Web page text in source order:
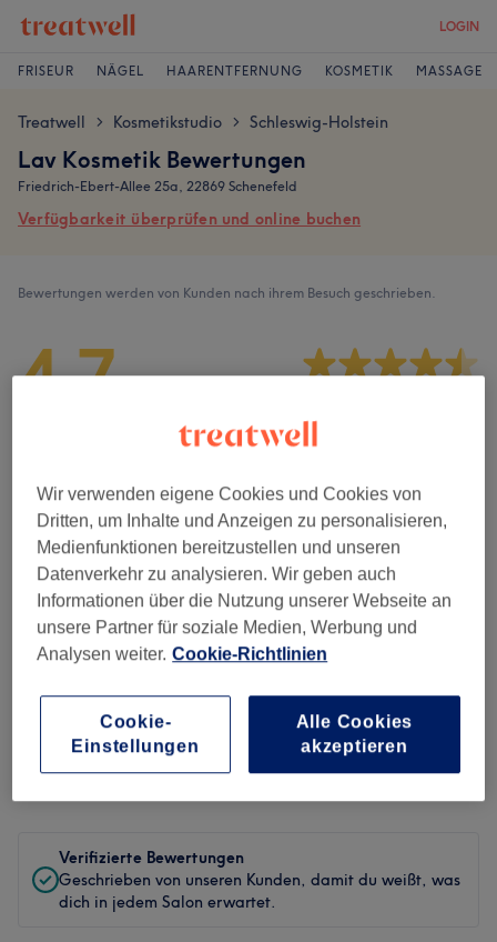
LOGIN
FRISEUR NÄGEL HAARENTFERNUNG KOSMETIK MASSAGE
Treatwell > Kosmetikstudio > Schleswig-Holstein
Lav Kosmetik Bewertungen
Friedrich-Ebert-Allee 25a, 22869 Schenefeld
Verfügbarkeit überprüfen und online buchen
Bewertungen werden von Kunden nach ihrem Besuch geschrieben.
4,7
Sauberkeit
Service
Bewertungen filtern
Behandlung Alle Bewertungen
Verifizierte Bewertungen
Geschrieben von unseren Kunden, damit du weißt, was
dich in jedem Salon erwartet.
Wir verwenden eigene Cookies und Cookies von
Dritten, um Inhalte und Anzeigen zu personalisieren,
Medienfunktionen bereitzustellen und unseren
Datenverkehr zu analysieren. Wir geben auch
Informationen über die Nutzung unserer Webseite an
unsere Partner für soziale Medien, Werbung und
Analysen weiter. Cookie-Richtlinien
Cookie-
Einstellungen
Alle Cookies
akzeptieren